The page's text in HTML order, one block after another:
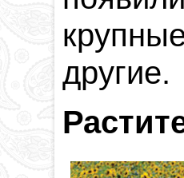
другие.